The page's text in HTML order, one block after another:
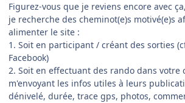
Figurez-vous que je reviens encore avec
je recherche des cheminot(e)s motivé(e)s
alimenter le site :
1. Soit en participant / créant des sorties
Facebook)
2. Soit en effectuant des rando dans votre
m'envoyant les infos utiles à leurs
dénivelé, durée, trace gps, photos,